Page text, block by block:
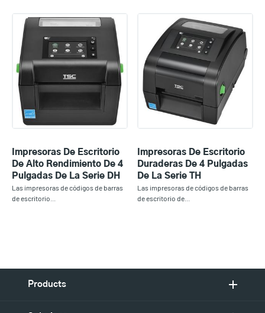
Impresoras De Escritorio
De Alto Rendimiento De 4
Pulgadas De La Serie DH
Las impresoras de códigos de barras
de escritorio...
Impresoras De Escritorio
Duraderas De 4 Pulgadas
De La Serie TH
Las impresoras de códigos de barras
de escritorio de...
Products